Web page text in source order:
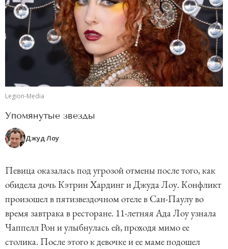
Legion-Media
Упомянутые звезды
Джуд Лоу
Певица оказалась под угрозой отмены после того, как
обидела дочь Кэтрин Хардинг и Джуда Лоу. Конфликт
произошел в пятизвездочном отеле в Сан-Паулу во
время завтрака в ресторане. 11-летняя Ада Лоу узнала
Чаппелл Рон и улыбнулась ей, проходя мимо ее
столика. После этого к девочке и ее маме подошел